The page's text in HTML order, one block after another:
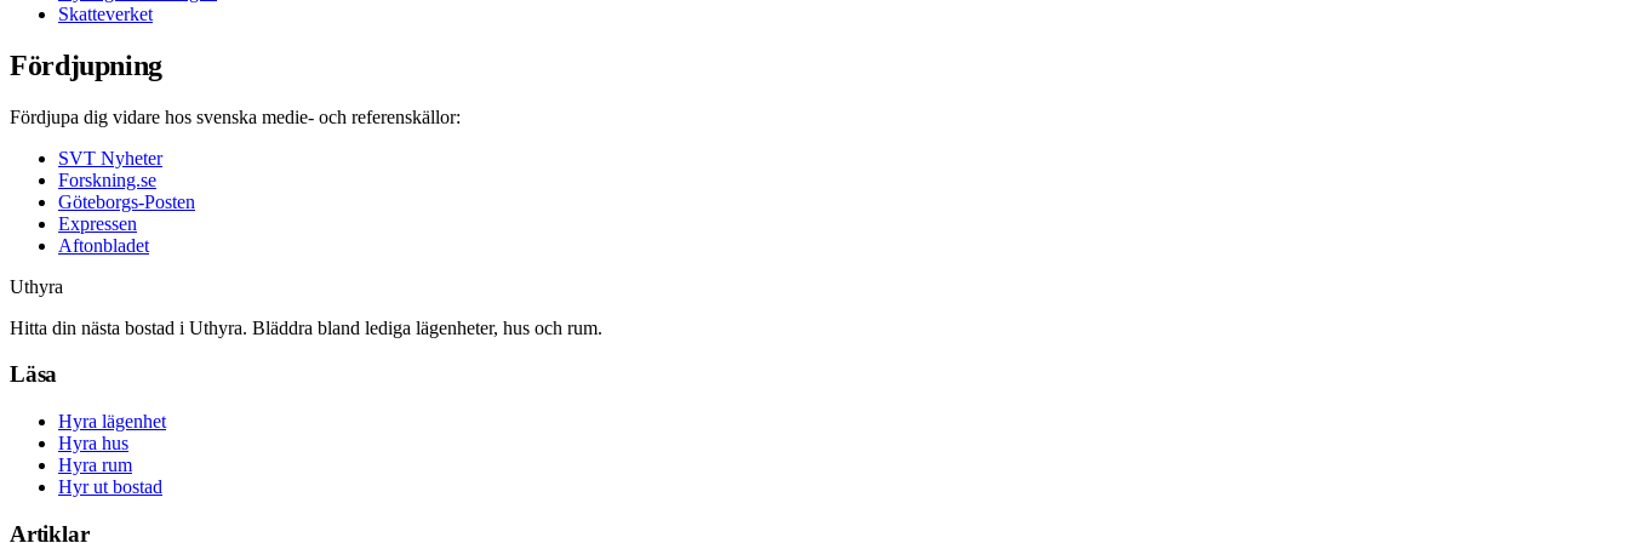
Skatteverket
Fördjupning
Fördjupa dig vidare hos svenska medie- och referenskällor:
SVT Nyheter
Forskning.se
Göteborgs-Posten
Expressen
Aftonbladet
Uthyra
Hitta din nästa bostad i Uthyra. Bläddra bland lediga lägenheter, hus och rum.
Läsa
Hyra lägenhet
Hyra hus
Hyra rum
Hyr ut bostad
Artiklar